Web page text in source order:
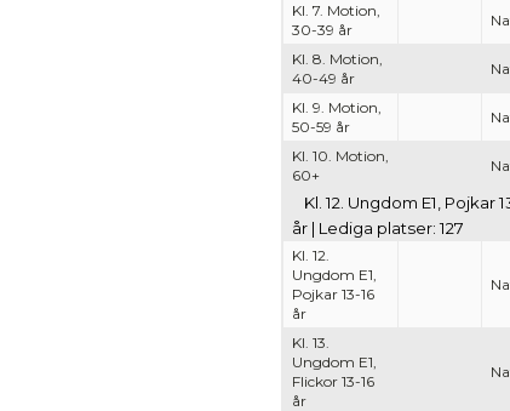
Kl. 7. Motion,
30-39 år
Kl. 8. Motion,
40-49 år
Kl. 9. Motion,
50-59 år
Kl. 10. Motion,
60+
Kl. 12. Ungdom E1, Pojkar
år | Lediga platser: 127
Kl. 12.
Ungdom E1,
Pojkar 13-16
år
Kl. 13.
Ungdom E1,
Flickor 13-16
år